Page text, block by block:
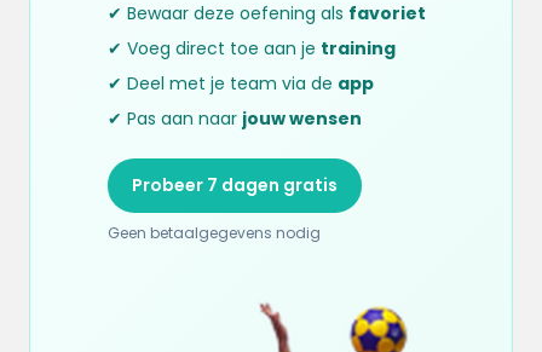
✔ Bewaar deze oefening als favoriet
✔ Voeg direct toe aan je training
✔ Deel met je team via de app
✔ Pas aan naar jouw wensen
Probeer 7 dagen gratis
Geen betaalgegevens nodig